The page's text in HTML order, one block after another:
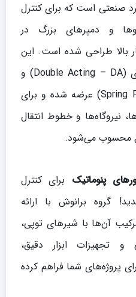
صنعتی است که برای کنترل
و دمپرهای بزرگ در
بالا طراحی شده است. این
مدل در دو نسخه دو‌عملکردی (Double Acting – DA) و
فنر برگشت‌دار (Spring Return – SR) عرضه شده و برای
نیروگاه‌ها و خطوط انتقال
محسوب می‌شود.
پنوماتیک برای کنترل
گروه برانوش با ارائه
آن‌ها با شیرهای توپی،
و تجهیزات ابزار دقیق،
پروژه‌های شما فراهم کرده